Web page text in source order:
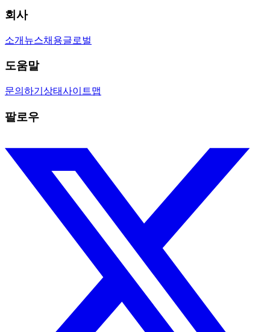
회사
소개 뉴스채용글로벌
도움말
문의하기 상태사이트맵
팔로우